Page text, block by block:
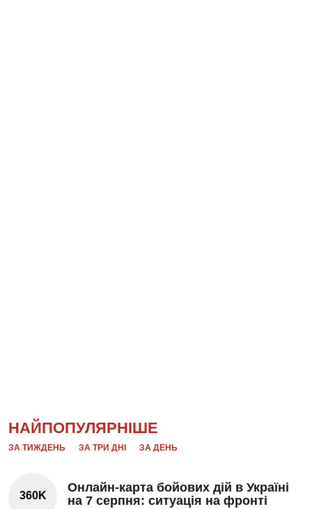
НАЙПОПУЛЯРНІШЕ
ЗА ТИЖДЕНЬ ЗА ТРИ ДНІ ЗА ДЕНЬ
360K
Онлайн-карта бойових дій в Україні
на 7 серпня: ситуація на фронті